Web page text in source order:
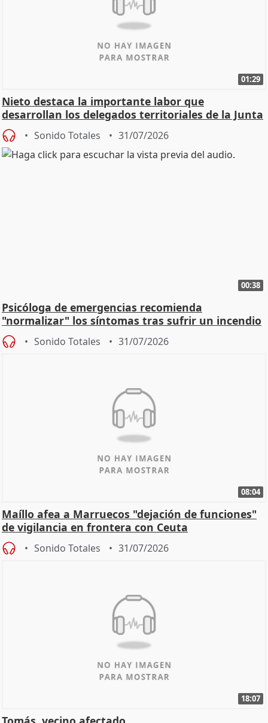
01:29
Nieto destaca la importante labor que
desarrollan los delegados territoriales de la Junta
Sonido Totales 31/07/2026
00:38
Psicóloga de emergencias recomienda
"normalizar" los síntomas tras sufrir un incendio
Sonido Totales 31/07/2026
08:04
Maíllo afea a Marruecos "dejación de funciones"
de vigilancia en frontera con Ceuta
Sonido Totales 31/07/2026
18:07